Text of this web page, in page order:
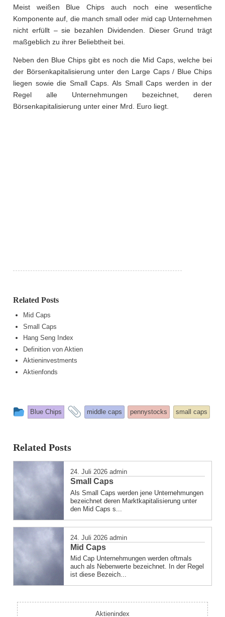
Meist weißen Blue Chips auch noch eine wesentliche
Komponente auf, die manch small oder mid cap Unternehmen
nicht erfüllt – sie bezahlen Dividenden. Dieser Grund trägt
maßgeblich zu ihrer Beliebtheit bei.
Neben den Blue Chips gibt es noch die Mid Caps, welche bei
der Börsenkapitalisierung unter den Large Caps / Blue Chips
liegen sowie die Small Caps. Als Small Caps werden in der
Regel alle Unternehmungen bezeichnet, deren
Börsenkapitalisierung unter einer Mrd. Euro liegt.
Related Posts
Mid Caps
Small Caps
Hang Seng Index
Definition von Aktien
Aktieninvestments
Aktienfonds
This
posted
in
Blue Chips
and
middle caps pennystocks small caps
Related Posts
24. Juli 2026 admin
Small Caps
Als Small Caps werden jene Unternehmungen
bezeichnet deren Marktkapitalisierung unter
den Mid Caps s...
24. Juli 2026 admin
Mid Caps
Mid Cap Unternehmungen werden oftmals
auch als Nebenwerte bezeichnet. In der Regel
ist diese Bezeich...
Aktienindex